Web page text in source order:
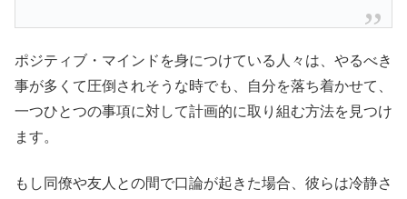
ポジティブ・マインドを身につけている人々は、やるべき
事が多くて圧倒されそうな時でも、自分を落ち着かせて、
一つひとつの事項に対して計画的に取り組む方法を見つけ
ます。
もし同僚や友人との間で口論が起きた場合、彼らは冷静さ